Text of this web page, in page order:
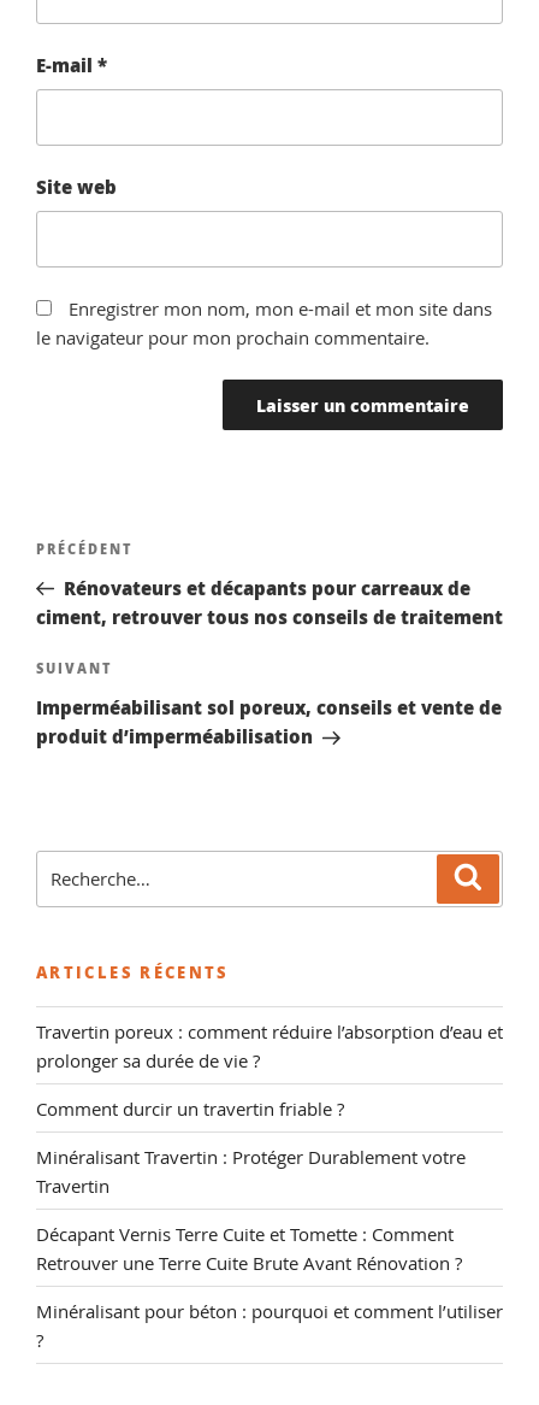
E-mail *
Site web
Enregistrer mon nom, mon e-mail et mon site dans
le navigateur pour mon prochain commentaire.
Navigation
l’article
Article
précédent
PRÉCÉDENT
Rénovateurs et décapants pour carreaux de
ciment, retrouver tous nos conseils de traitement
Article
suivant
SUIVANT
Imperméabilisant sol poreux, conseils et vente de
produit d’imperméabilisation
pour
ARTICLES RÉCENTS
Travertin poreux : comment réduire l’absorption d’eau et
prolonger sa durée de vie ?
Comment durcir un travertin friable ?
Minéralisant Travertin : Protéger Durablement votre
Travertin
Décapant Vernis Terre Cuite et Tomette : Comment
Retrouver une Terre Cuite Brute Avant Rénovation ?
Minéralisant pour béton : pourquoi et comment l’utiliser
?